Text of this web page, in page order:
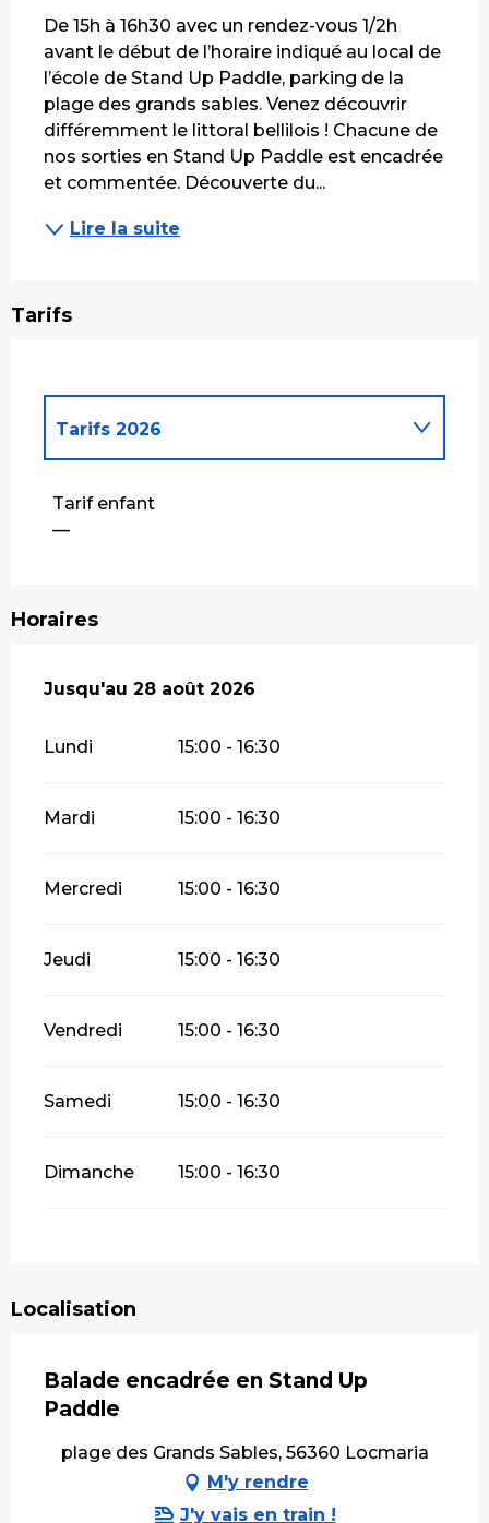
De 15h à 16h30 avec un rendez-vous 1/2h
avant le début de l’horaire indiqué au local de
l’école de Stand Up Paddle, parking de la
plage des grands sables. Venez découvrir
différemment le littoral bellilois ! Chacune de
nos sorties en Stand Up Paddle est encadrée
et commentée. Découverte du...
Lire la suite
Tarifs
Tarifs 2026
Tarifs 2027
Tarif enfant
—
Horaires
Du4 août 2026au28 août 2026
Jusqu'au 28 août 2026
Lundi 15:00 - 16:30
Mardi 15:00 - 16:30
Mercredi 15:00 - 16:30
Jeudi 15:00 - 16:30
Vendredi 15:00 - 16:30
Samedi 15:00 - 16:30
Dimanche 15:00 - 16:30
Localisation
Balade encadrée en Stand Up
Paddle
plage des Grands Sables, 56360 Locmaria
M'y rendre
J'y vais en train !